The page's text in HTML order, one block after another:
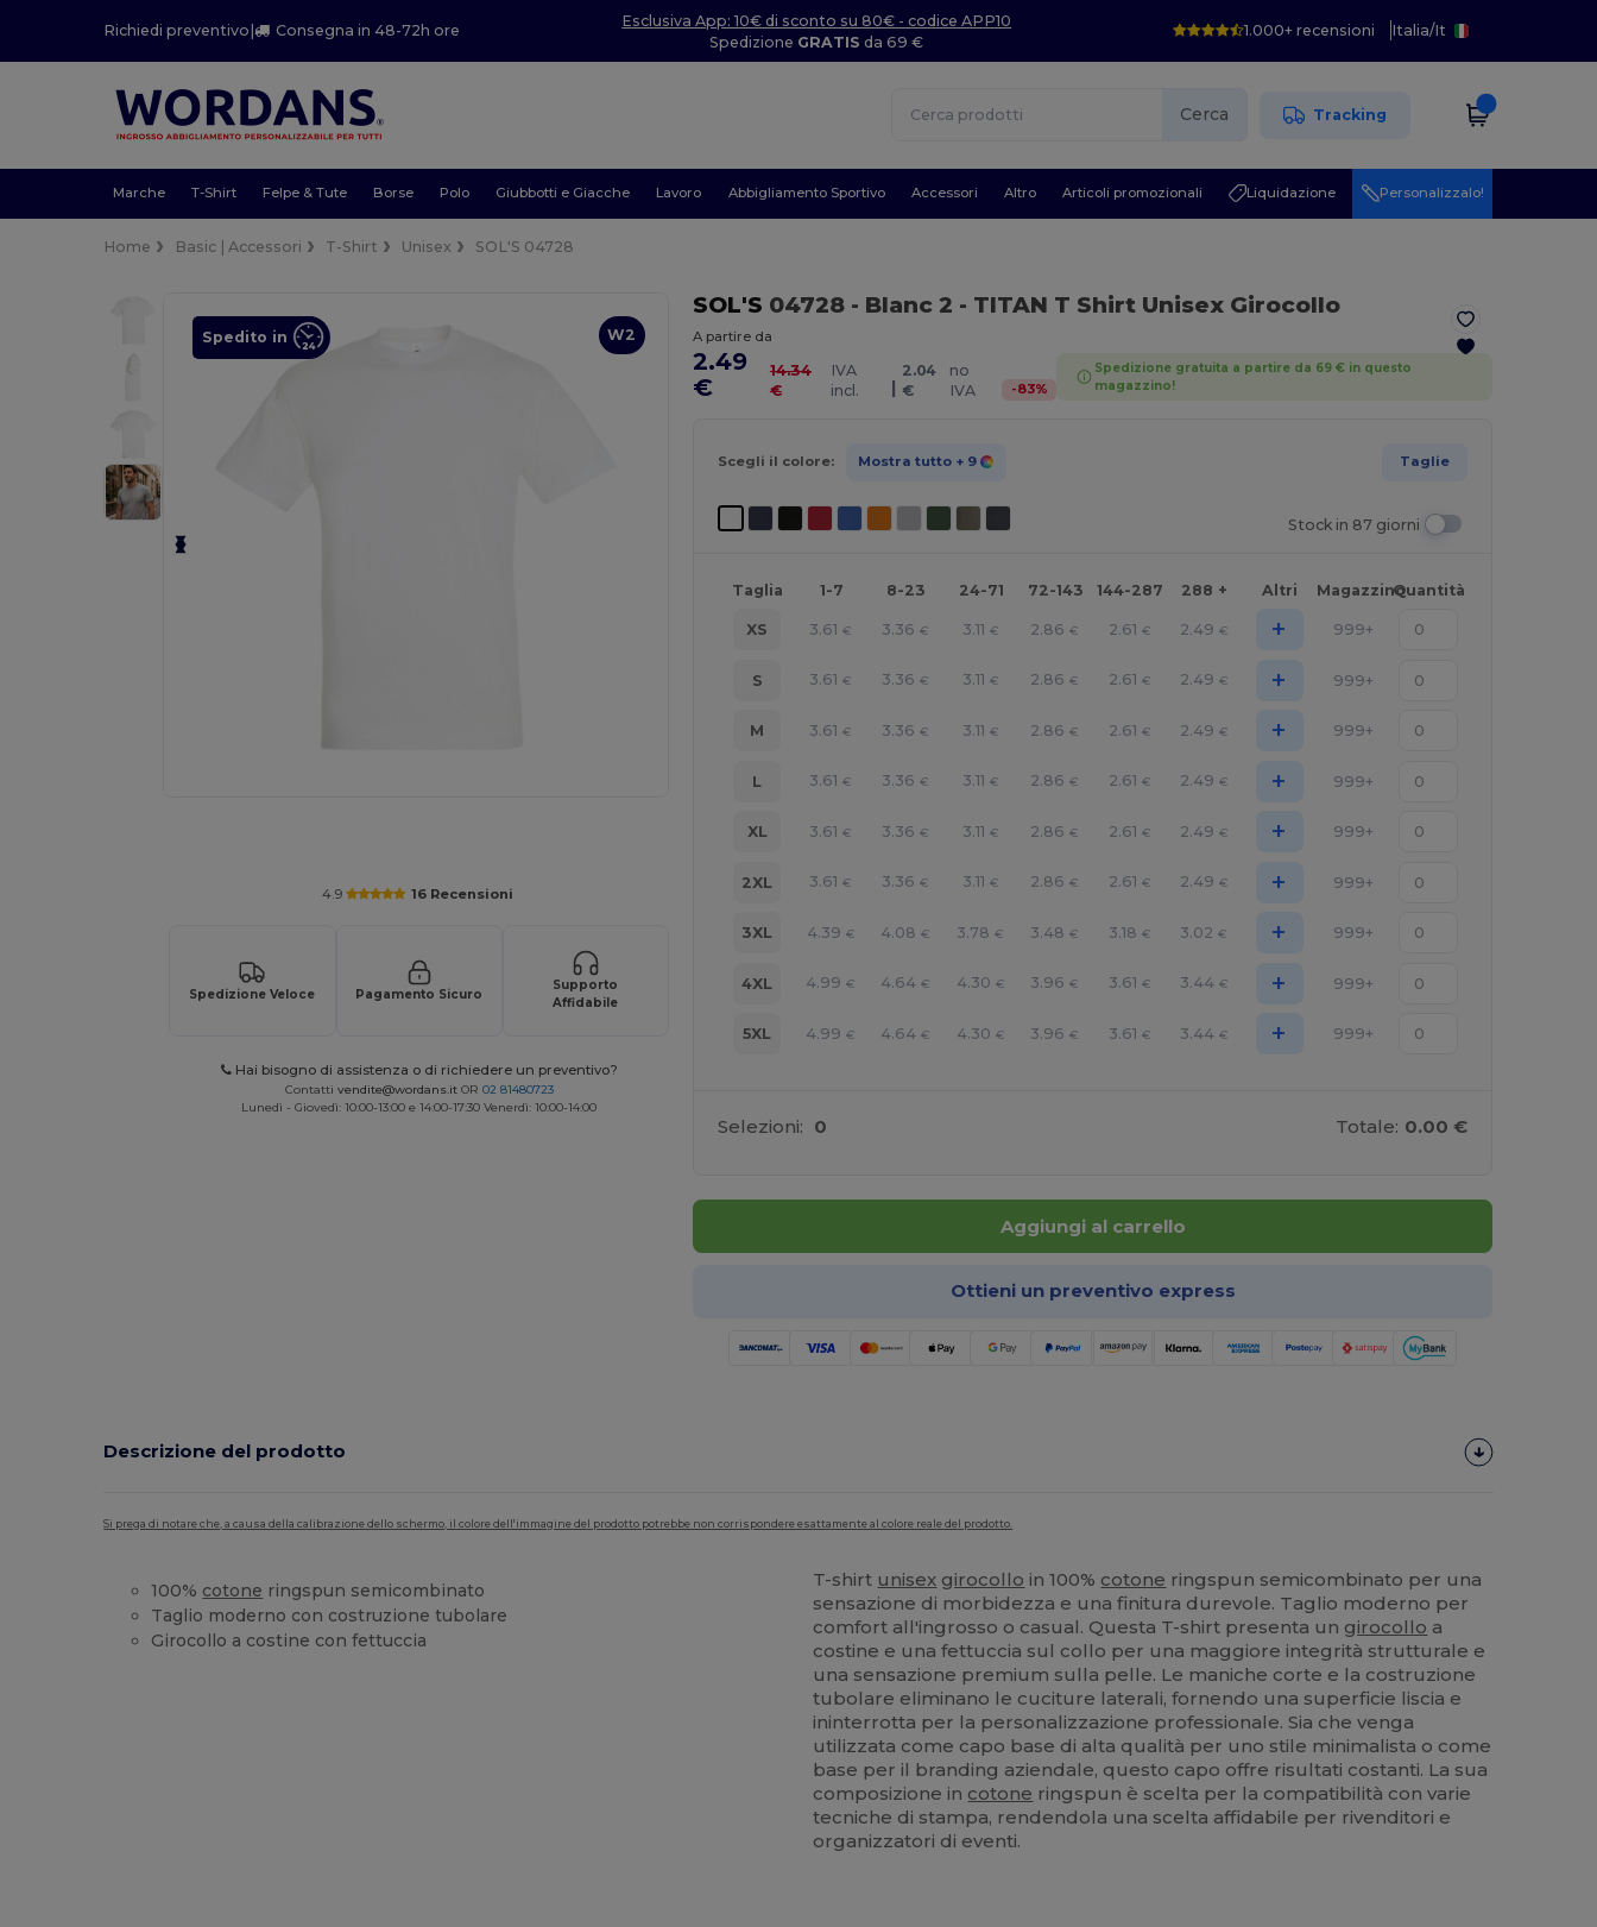
Richiedi preventivo | Consegna in 48-72h ore
Esclusiva App: 10€ di sconto su 80€ - codice APP10
Spedizione GRATIS da 69 €
1.000+ recensioni Italia/It
Cerca Tracking
Marche T-Shirt Felpe & Tute Borse Polo Giubbotti e Giacche Lavoro Abbigliamento Sportivo Accessori Altro Articoli promozionali Liquidazione Personalizzalo!
Home Basic | Accessori T-Shirt Unisex SOL'S 04728
W2
Spedito in
4.9 16 Recensioni
Spedizione Veloce Pagamento Sicuro
Supporto
Affidabile
Hai bisogno di assistenza o di richiedere un preventivo?
Contatti vendite@wordans.it OR 02 81480723
Lunedì - Giovedì: 10:00-13:00 e 14:00-17:30 Venerdì: 10:00-14:00
SOL'S 04728 - Blanc 2 - TITAN T Shirt Unisex Girocollo
A partire da
2.49
€
14.34
€
IVA
incl.
|
2.04
€
no
IVA
-83%
Spedizione gratuita a partire da 69 € in questo
magazzino!
Scegli il colore: Mostra tutto + 9 Taglie
Stock in 87 giorni
Taglia 1-7 8-23 24-71 72-143 144-287 288 + Altri MagazzinoQuantità
XS 3.61 € 3.36 € 3.11 € 2.86 € 2.61 € 2.49 € + 999+
S 3.61 € 3.36 € 3.11 € 2.86 € 2.61 € 2.49 € + 999+
M 3.61 € 3.36 € 3.11 € 2.86 € 2.61 € 2.49 € + 999+
L 3.61 € 3.36 € 3.11 € 2.86 € 2.61 € 2.49 € + 999+
XL 3.61 € 3.36 € 3.11 € 2.86 € 2.61 € 2.49 € + 999+
2XL 3.61 € 3.36 € 3.11 € 2.86 € 2.61 € 2.49 € + 999+
3XL 4.39 € 4.08 € 3.78 € 3.48 € 3.18 € 3.02 € + 999+
4XL 4.99 € 4.64 € 4.30 € 3.96 € 3.61 € 3.44 € + 999+
5XL 4.99 € 4.64 € 4.30 € 3.96 € 3.61 € 3.44 € + 999+
Selezioni: 0 Totale: 0.00 €
Aggiungi al carrello
Ottieni un preventivo express
Descrizione del prodotto
Si prega di notare che, a causa della calibrazione dello schermo, il colore dell'immagine del prodotto potrebbe non corrispondere esattamente al colore reale del prodotto.
100% cotone ringspun semicombinato
Taglio moderno con costruzione tubolare
Girocollo a costine con fettuccia
T-shirt unisex girocollo in 100% cotone ringspun semicombinato per una
sensazione di morbidezza e una finitura durevole. Taglio moderno per
comfort all'ingrosso o casual. Questa T-shirt presenta un girocollo a
costine e una fettuccia sul collo per una maggiore integrità strutturale e
una sensazione premium sulla pelle. Le maniche corte e la costruzione
tubolare eliminano le cuciture laterali, fornendo una superficie liscia e
ininterrotta per la personalizzazione professionale. Sia che venga
utilizzata come capo base di alta qualità per uno stile minimalista o come
base per il branding aziendale, questo capo offre risultati costanti. La sua
composizione in cotone ringspun è scelta per la compatibilità con varie
tecniche di stampa, rendendola una scelta affidabile per rivenditori e
organizzatori di eventi.